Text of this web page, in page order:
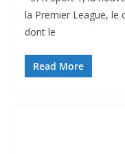
la Premier League, le
dont le
Read More